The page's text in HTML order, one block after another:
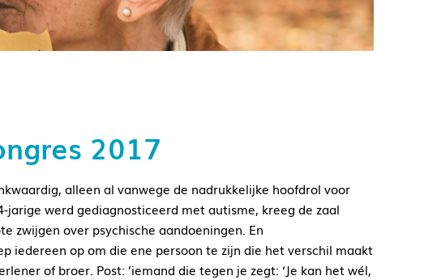
2017
alleen al vanwege de nadrukkelijke hoofdrol voor
jarige werd gediagnosticeerd met autisme, kreeg de zaal
zwijgen over psychische aandoeningen. En
iedereen op om die ene persoon te zijn die het verschil maakt
of broer. Post: ’iemand die tegen je zegt: ‘Je kan het wél,